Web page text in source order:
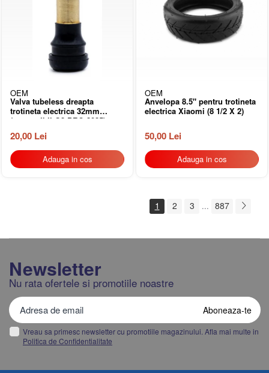
OEM
Valva tubeless dreapta
trotineta electrica 32mm
(compatibil G2 PRO 2025)
20,00 Lei
Adauga in cos
OEM
Anvelopa 8.5" pentru trotineta
electrica Xiaomi (8 1/2 X 2)
50,00 Lei
Adauga in cos
1 2 3 ... 887
Newsletter
Nu rata ofertele si promotiile noastre
Vreau sa primesc newsletter cu promotiile magazinului. Afla mai multe in
Politica de Confidentialitate